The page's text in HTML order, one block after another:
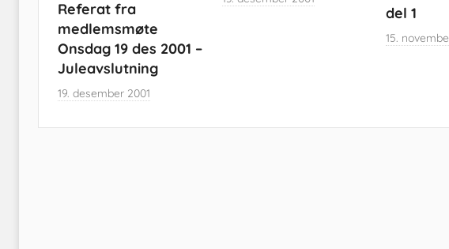
Referat fra
medlemsmøte
Onsdag 19 des 2001 –
Juleavslutning
19. desember 2001
del 1
15.